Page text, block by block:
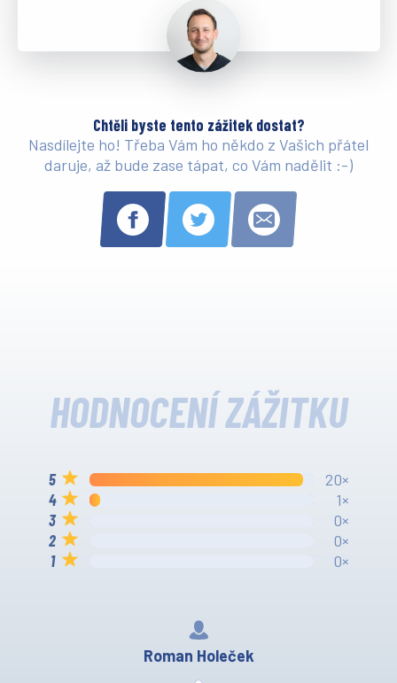
Chtěli byste tento zážitek dostat?
Nasdílejte ho! Třeba Vám ho někdo z Vašich přátel
daruje, až bude zase tápat, co Vám nadělit :-)
HODNOCENÍ ZÁŽITKU
20×
1×
0×
0×
0×
Roman Holeček